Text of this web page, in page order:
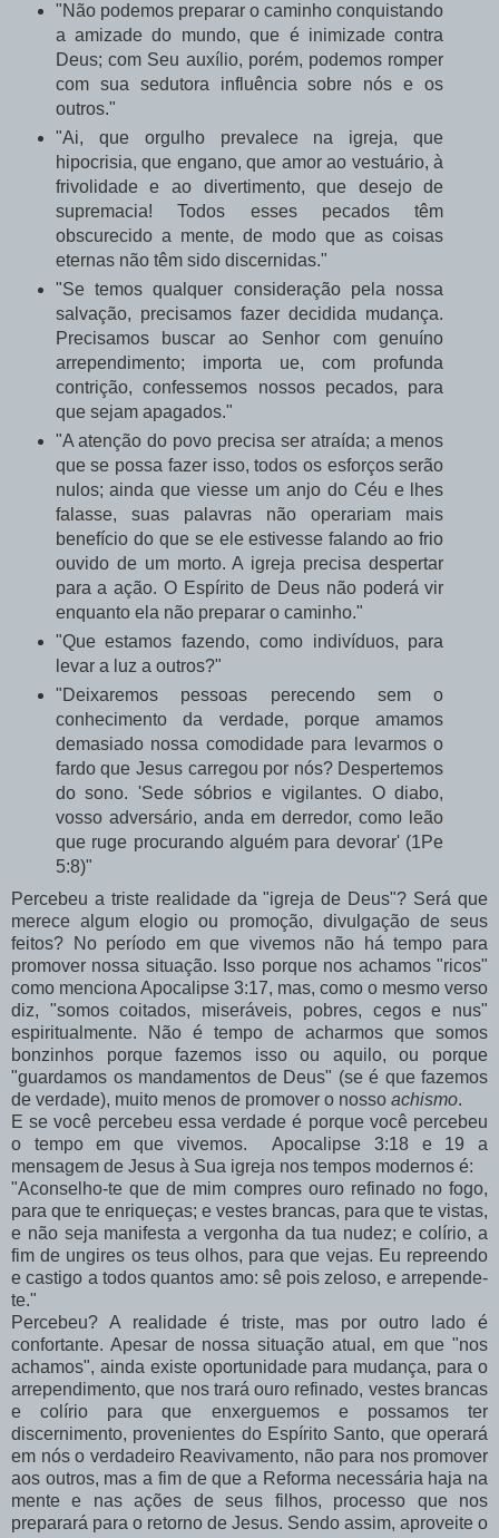
"Não podemos preparar o caminho conquistando
a amizade do mundo, que é inimizade contra
Deus; com Seu auxílio, porém, podemos romper
com sua sedutora influência sobre nós e os
outros."
"Ai, que orgulho prevalece na igreja, que
hipocrisia, que engano, que amor ao vestuário, à
frivolidade e ao divertimento, que desejo de
supremacia! Todos esses pecados têm
obscurecido a mente, de modo que as coisas
eternas não têm sido discernidas."
"Se temos qualquer consideração pela nossa
salvação, precisamos fazer decidida mudança.
Precisamos buscar ao Senhor com genuíno
arrependimento; importa ue, com profunda
contrição, confessemos nossos pecados, para
que sejam apagados."
"A atenção do povo precisa ser atraída; a menos
que se possa fazer isso, todos os esforços serão
nulos; ainda que viesse um anjo do Céu e lhes
falasse, suas palavras não operariam mais
benefício do que se ele estivesse falando ao frio
ouvido de um morto. A igreja precisa despertar
para a ação. O Espírito de Deus não poderá vir
enquanto ela não preparar o caminho."
"Que estamos fazendo, como indivíduos, para
levar a luz a outros?"
"Deixaremos pessoas perecendo sem o
conhecimento da verdade, porque amamos
demasiado nossa comodidade para levarmos o
fardo que Jesus carregou por nós? Despertemos
do sono. 'Sede sóbrios e vigilantes. O diabo,
vosso adversário, anda em derredor, como leão
que ruge procurando alguém para devorar' (1Pe
5:8)"
Percebeu a triste realidade da "igreja de Deus"? Será que
merece algum elogio ou promoção, divulgação de seus
feitos? No período em que vivemos não há tempo para
promover nossa situação. Isso porque nos achamos "ricos"
como menciona Apocalipse 3:17, mas, como o mesmo verso
diz, "somos coitados, miseráveis, pobres, cegos e nus"
espiritualmente. Não é tempo de acharmos que somos
bonzinhos porque fazemos isso ou aquilo, ou porque
"guardamos os mandamentos de Deus" (se é que fazemos
de verdade), muito menos de promover o nosso achismo.
E se você percebeu essa verdade é porque você percebeu
o tempo em que vivemos. Apocalipse 3:18 e 19 a
mensagem de Jesus à Sua igreja nos tempos modernos é:
"Aconselho-te que de mim compres ouro refinado no fogo,
para que te enriqueças; e vestes brancas, para que te vistas,
e não seja manifesta a vergonha da tua nudez; e colírio, a
fim de ungires os teus olhos, para que vejas. Eu repreendo
e castigo a todos quantos amo: sê pois zeloso, e arrepende-
te."
Percebeu? A realidade é triste, mas por outro lado é
confortante. Apesar de nossa situação atual, em que "nos
achamos", ainda existe oportunidade para mudança, para o
arrependimento, que nos trará ouro refinado, vestes brancas
e colírio para que enxerguemos e possamos ter
discernimento, provenientes do Espírito Santo, que operará
em nós o verdadeiro Reavivamento, não para nos promover
aos outros, mas a fim de que a Reforma necessária haja na
mente e nas ações de seus filhos, processo que nos
preparará para o retorno de Jesus. Sendo assim, aproveite o